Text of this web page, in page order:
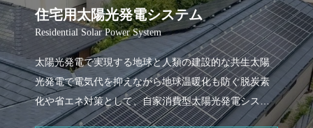
住宅用太陽光発電システム
Residential Solar Power System
太陽光発電で実現する地球と人類の建設的な共生太陽
光発電で電気代を抑えながら地球温暖化も防ぐ脱炭素
化や省エネ対策として、自家消費型太陽光発電システ
ムの導入が注目を集めています。愛光ライフ